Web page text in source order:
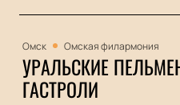
Омск Омская филармония
УРАЛЬСКИЕ
ГАСТРОЛИ